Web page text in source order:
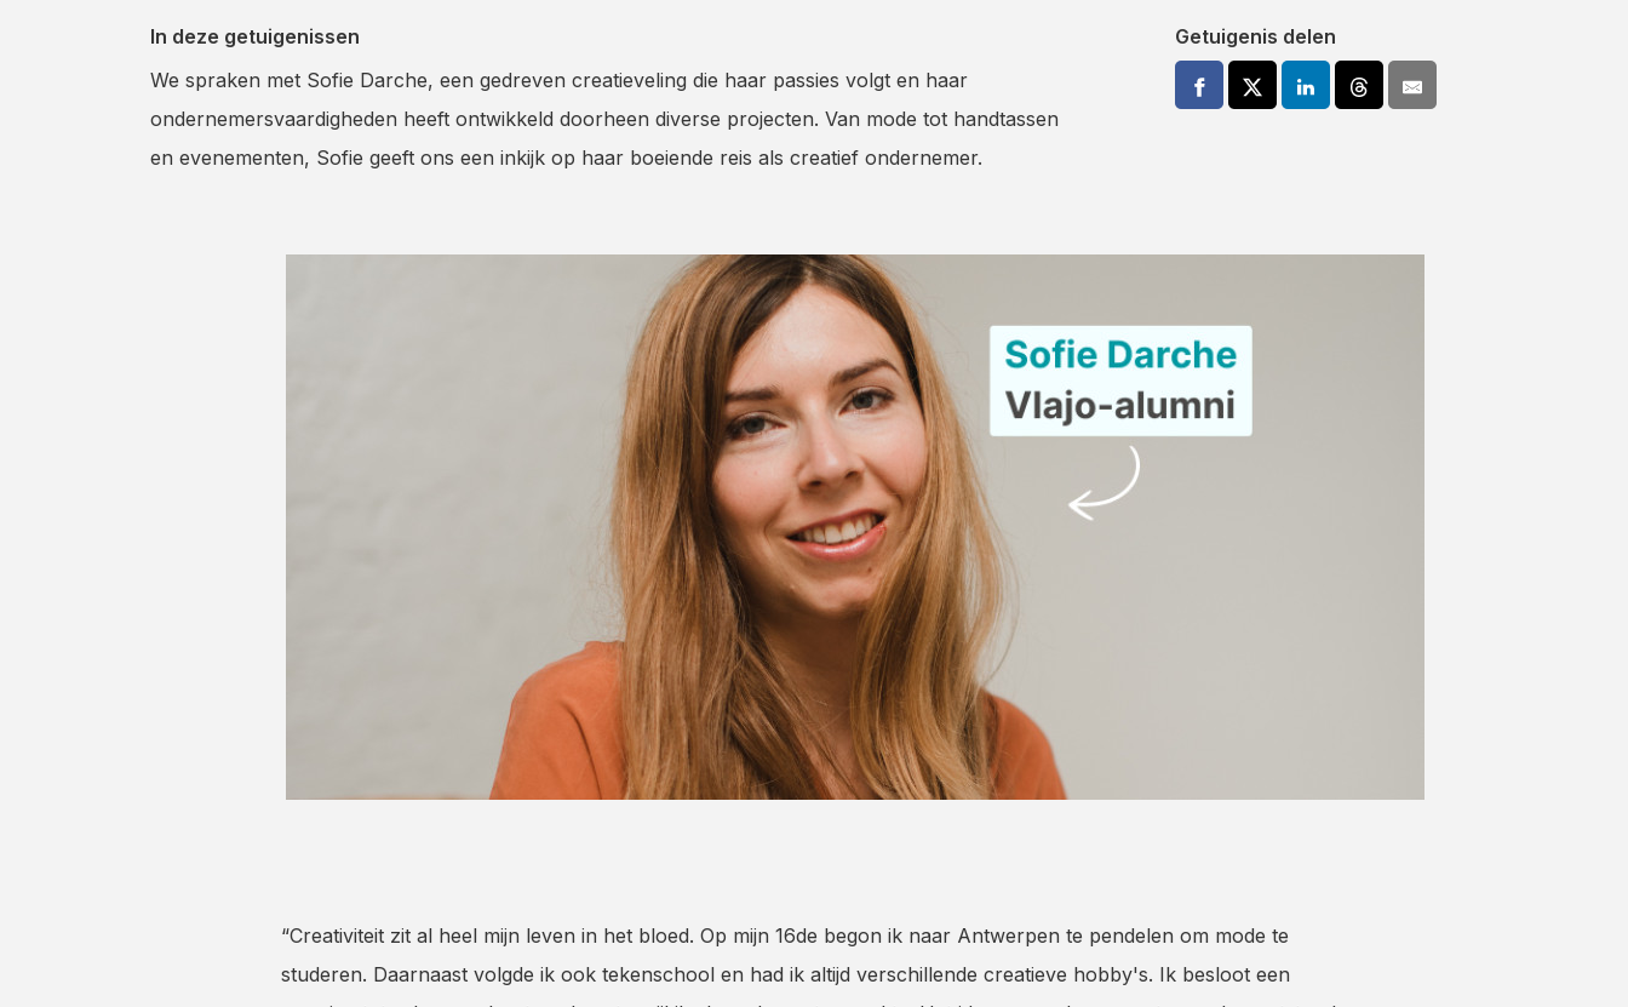
In deze getuigenissen
We spraken met Sofie Darche, een gedreven creatieveling die haar passies volgt en haar
ondernemersvaardigheden heeft ontwikkeld doorheen diverse projecten. Van mode tot handtassen
en evenementen, Sofie geeft ons een inkijk op haar boeiende reis als creatief ondernemer.
Getuigenis delen
“Creativiteit zit al heel mijn leven in het bloed. Op mijn 16de begon ik naar Antwerpen te pendelen om mode te
studeren. Daarnaast volgde ik ook tekenschool en had ik altijd verschillende creatieve hobby's. Ik besloot een